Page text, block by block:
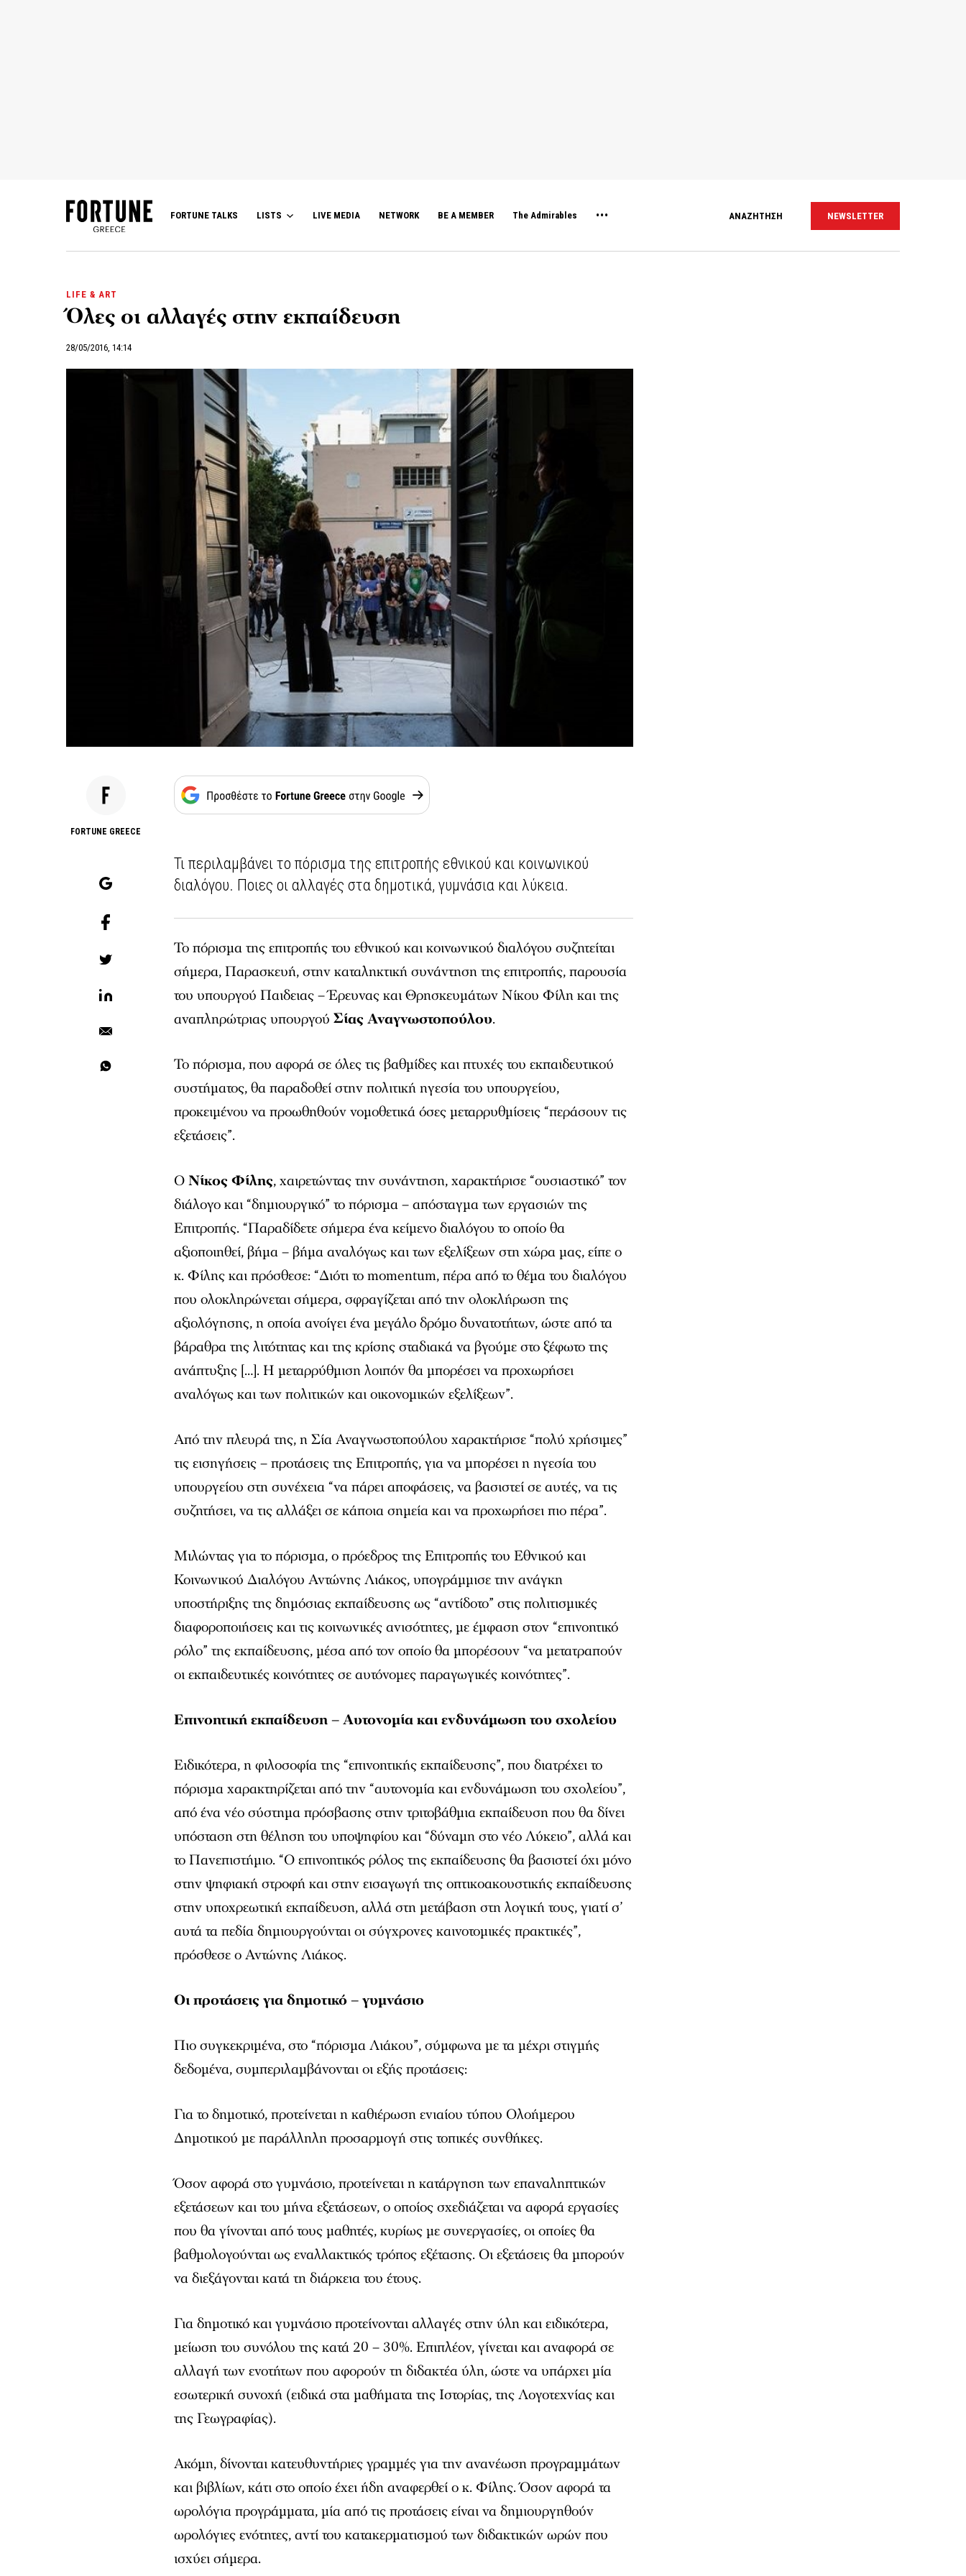
FORTUNE TALKS LISTS LIVE MEDIA NETWORK BE A MEMBER The Admirables ΑΝΑΖΗΤΗΣΗ NEWSLETTER
LIFE & ART
Όλες οι αλλαγές στην εκπαίδευση
28/05/2016, 14:14
FORTUNE GREECE
Τι περιλαμβάνει το πόρισμα της επιτροπής εθνικού και κοινωνικού
διαλόγου. Ποιες οι αλλαγές στα δημοτικά, γυμνάσια και λύκεια.
Το πόρισμα της επιτροπής του εθνικού και κοινωνικού διαλόγου συζητείται
σήμερα, Παρασκευή, στην καταληκτική συνάντηση της επιτροπής, παρουσία
του υπουργού Παιδειας – Έρευνας και Θρησκευμάτων Νίκου Φίλη και της
αναπληρώτριας υπουργού Σίας Αναγνωστοπούλου.
Το πόρισμα, που αφορά σε όλες τις βαθμίδες και πτυχές του εκπαιδευτικού
συστήματος, θα παραδοθεί στην πολιτική ηγεσία του υπουργείου,
προκειμένου να προωθηθούν νομοθετικά όσες μεταρρυθμίσεις “περάσουν τις
εξετάσεις”.
ΟΝίκος Φίλης, χαιρετώντας την συνάντηση, χαρακτήρισε “ουσιαστικό” τον
διάλογο και “δημιουργικό” το πόρισμα – απόσταγμα των εργασιών της
Επιτροπής. “Παραδίδετε σήμερα ένα κείμενο διαλόγου το οποίο θα
αξιοποιηθεί, βήμα – βήμα αναλόγως και των εξελίξεων στη χώρα μας, είπε ο
κ. Φίλης και πρόσθεσε: “Διότι το momentum, πέρα από το θέμα του διαλόγου
που ολοκληρώνεται σήμερα, σφραγίζεται από την ολοκλήρωση της
αξιολόγησης, η οποία ανοίγει ένα μεγάλο δρόμο δυνατοτήτων, ώστε από τα
βάραθρα της λιτότητας και της κρίσης σταδιακά να βγούμε στο ξέφωτο της
ανάπτυξης […]. Η μεταρρύθμιση λοιπόν θα μπορέσει να προχωρήσει
αναλόγως και των πολιτικών και οικονομικών εξελίξεων”.
Από την πλευρά της, η Σία Αναγνωστοπούλου χαρακτήρισε “πολύ χρήσιμες”
τις εισηγήσεις – προτάσεις της Επιτροπής, για να μπορέσει η ηγεσία του
υπουργείου στη συνέχεια “να πάρει αποφάσεις, να βασιστεί σε αυτές, να τις
συζητήσει, να τις αλλάξει σε κάποια σημεία και να προχωρήσει πιο πέρα”.
Μιλώντας για το πόρισμα, ο πρόεδρος της Επιτροπής του Εθνικού και
Κοινωνικού Διαλόγου Αντώνης Λιάκος, υπογράμμισε την ανάγκη
υποστήριξης της δημόσιας εκπαίδευσης ως “αντίδοτο” στις πολιτισμικές
διαφοροποιήσεις και τις κοινωνικές ανισότητες, με έμφαση στον “επινοητικό
ρόλο” της εκπαίδευσης, μέσα από τον οποίο θα μπορέσουν “να μετατραπούν
οι εκπαιδευτικές κοινότητες σε αυτόνομες παραγωγικές κοινότητες”.
Επινοητική εκπαίδευση – Αυτονομία και ενδυνάμωση του σχολείου
Ειδικότερα, η φιλοσοφία της “επινοητικής εκπαίδευσης”, που διατρέχει το
πόρισμα χαρακτηρίζεται από την “αυτονομία και ενδυνάμωση του σχολείου”,
από ένα νέο σύστημα πρόσβασης στην τριτοβάθμια εκπαίδευση που θα δίνει
υπόσταση στη θέληση του υποψηφίου και “δύναμη στο νέο Λύκειο”, αλλά και
το Πανεπιστήμιο. “Ο επινοητικός ρόλος της εκπαίδευσης θα βασιστεί όχι μόνο
στην ψηφιακή στροφή και στην εισαγωγή της οπτικοακουστικής εκπαίδευσης
στην υποχρεωτική εκπαίδευση, αλλά στη μετάβαση στη λογική τους, γιατί σ’
αυτά τα πεδία δημιουργούνται οι σύγχρονες καινοτομικές πρακτικές”,
πρόσθεσε ο Αντώνης Λιάκος.
Οι προτάσεις για δημοτικό – γυμνάσιο
Πιο συγκεκριμένα, στο “πόρισμα Λιάκου”, σύμφωνα με τα μέχρι στιγμής
δεδομένα, συμπεριλαμβάνονται οι εξής προτάσεις:
Για το δημοτικό, προτείνεται η καθιέρωση ενιαίου τύπου Ολοήμερου
Δημοτικού με παράλληλη προσαρμογή στις τοπικές συνθήκες.
Όσον αφορά στο γυμνάσιο, προτείνεται η κατάργηση των επαναληπτικών
εξετάσεων και του μήνα εξετάσεων, ο οποίος σχεδιάζεται να αφορά εργασίες
που θα γίνονται από τους μαθητές, κυρίως με συνεργασίες, οι οποίες θα
βαθμολογούνται ως εναλλακτικός τρόπος εξέτασης. Οι εξετάσεις θα μπορούν
να διεξάγονται κατά τη διάρκεια του έτους.
Για δημοτικό και γυμνάσιο προτείνονται αλλαγές στην ύλη και ειδικότερα,
μείωση του συνόλου της κατά 20 – 30%. Επιπλέον, γίνεται και αναφορά σε
αλλαγή των ενοτήτων που αφορούν τη διδακτέα ύλη, ώστε να υπάρχει μία
εσωτερική συνοχή (ειδικά στα μαθήματα της Ιστορίας, της Λογοτεχνίας και
της Γεωγραφίας).
Ακόμη, δίνονται κατευθυντήριες γραμμές για την ανανέωση προγραμμάτων
και βιβλίων, κάτι στο οποίο έχει ήδη αναφερθεί ο κ. Φίλης. Όσον αφορά τα
ωρολόγια προγράμματα, μία από τις προτάσεις είναι να δημιουργηθούν
ωρολόγιες ενότητες, αντί του κατακερματισμού των διδακτικών ωρών που
ισχύει σήμερα.